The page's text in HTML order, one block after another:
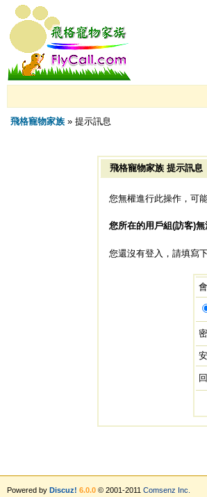
飛格寵物家族» 提示訊息
飛格寵物家族 提示訊息
您無權進行此操作，可
您所在的用戶組(訪客)無
您還沒有登入，請填寫
Powered by Discuz! 6.0.0© 2001-2011 Comsenz Inc.